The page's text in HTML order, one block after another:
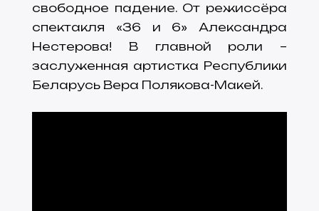
свободное падение. От режиссёра
спектакля «36 и 6» Александра
Нестерова! В главной роли –
заслуженная артистка Республики
Беларусь Вера Полякова-Макей.